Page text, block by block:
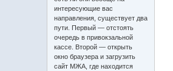
интересующие вас
направления, существует два
пути. Первый — отстоять
очередь в привокзальной
кассе. Второй — открыть
окно браузера и загрузить
сайт МЖА, где находится